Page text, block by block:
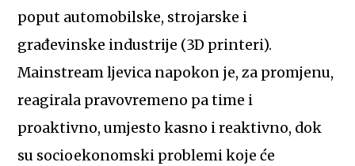
poput automobilske, strojarske i
građevinske industrije (3D printeri).
Mainstream ljevica napokon je, za promjenu,
reagirala pravovremeno pa time i
proaktivno, umjesto kasno i reaktivno, dok
su socioekonomski problemi koje će